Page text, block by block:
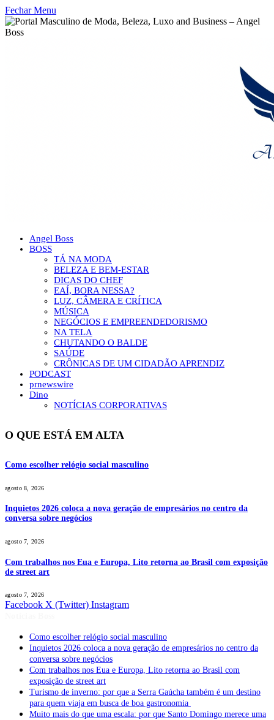
Fechar Menu
Angel Boss
BOSS
TÁ NA MODA
BELEZA E BEM-ESTAR
DICAS DO CHEF
EAÍ, BORA NESSA?
LUZ, CÂMERA E CRÍTICA
MÚSICA
NEGÓCIOS E EMPREENDEDORISMO
NA TELA
CHUTANDO O BALDE
SAÚDE
CRÔNICAS DE UM CIDADÃO APRENDIZ
PODCAST
prnewswire
Dino
NOTÍCIAS CORPORATIVAS
O QUE ESTÁ EM ALTA
Como escolher relógio social masculino
agosto 8, 2026
Inquietos 2026 coloca a nova geração de empresários no centro da
conversa sobre negócios
agosto 7, 2026
Com trabalhos nos Eua e Europa, Lito retorna ao Brasil com exposição
de street art
agosto 7, 2026
Facebook X (Twitter) Instagram
Como escolher relógio social masculino
Inquietos 2026 coloca a nova geração de empresários no centro da
conversa sobre negócios
Com trabalhos nos Eua e Europa, Lito retorna ao Brasil com
exposição de street art
Turismo de inverno: por que a Serra Gaúcha também é um destino
para quem viaja em busca de boa gastronomia
Muito mais do que uma escala: por que Santo Domingo merece uma